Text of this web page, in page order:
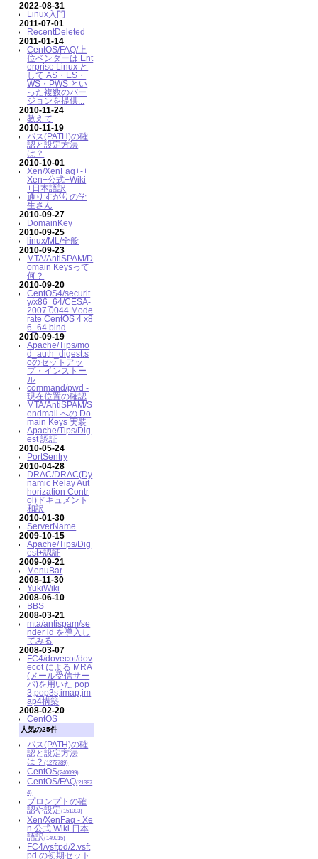
2022-08-31
Linux入門
2011-07-01
RecentDeleted
2011-01-14
CentOS/FAQ/上
位ベンダーは Ent
erprise Linux と
して AS・ES・
WS・PWS とい
った複数のバー
ジョンを提供...
2010-11-24
教えて
2010-11-19
パス(PATH)の確
認と設定方法
は？
2010-10-01
Xen/XenFaq+-+
Xen+公式+Wiki
+日本語訳
通りすがりの学
生さん
2010-09-27
DomainKey
2010-09-25
linux/ML/全般
2010-09-23
MTA/AntiSPAM/D
omain Keysって
何？
2010-09-20
CentOS4/securit
y/x86_64/CESA-
2007 0044 Mode
rate CentOS 4 x8
6_64 bind
2010-09-19
Apache/Tips/mo
d_auth_digest.s
oのセットアッ
プ・インストー
ル
command/pwd -
現在位置の確認
MTA/AntiSPAM/S
endmail への Do
main Keys 実装
Apache/Tips/Dig
est 認証
2010-05-24
PortSentry
2010-04-28
DRAC/DRAC(Dy
namic Relay Aut
horization Contr
ol)ドキュメント
和訳
2010-01-30
ServerName
2009-10-15
Apache/Tips/Dig
est+認証
2009-09-21
MenuBar
2008-11-30
YukiWiki
2008-06-10
BBS
2008-03-21
mta/antispam/se
nder id を導入し
てみる
2008-03-07
FC4/dovecot/dov
ecot による MRA
(メール受信サー
バ)を用いた pop
3,pop3s,imap,im
ap4構築
2008-02-20
CentOS
人気の25件
パス(PATH)の確
認と設定方法
は？(1272789)
CentOS(240099)
CentOS/FAQ(21387
4)
プロンプトの確
認や設定(151093)
Xen/XenFaq - Xe
n 公式 Wiki 日本
語訳(149015)
FC4/vsftpd/2.vsft
pd の初期セット